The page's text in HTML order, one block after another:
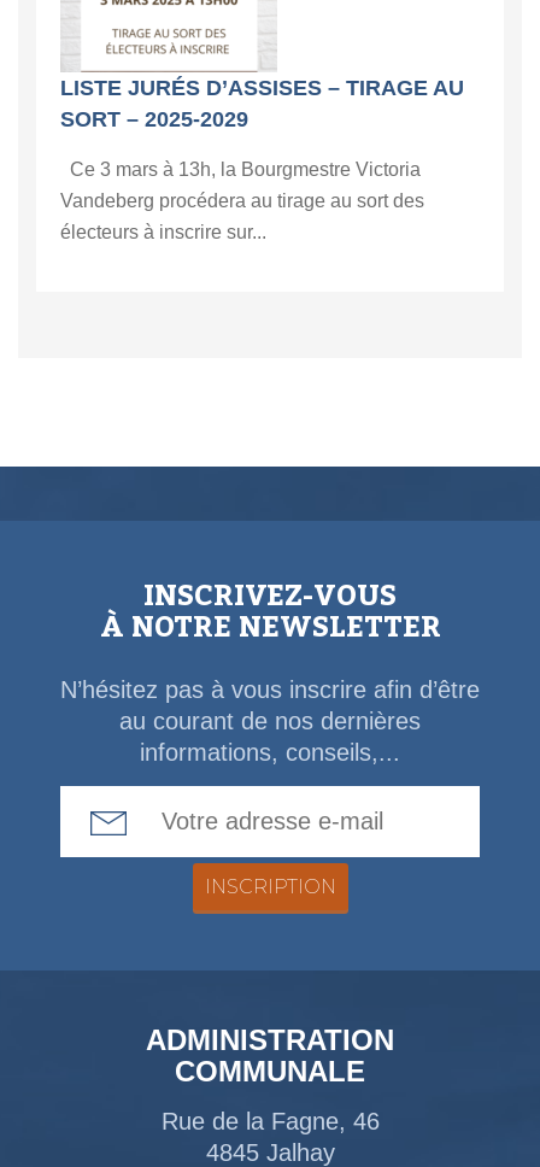
LISTE JURÉS D’ASSISES – TIRAGE AU
SORT – 2025-2029
Ce 3 mars à 13h, la Bourgmestre Victoria
Vandeberg procédera au tirage au sort des
électeurs à inscrire sur...
INSCRIVEZ-VOUS
À NOTRE NEWSLETTER
N’hésitez pas à vous inscrire afin d’être
au courant de nos dernières
informations, conseils,...
ADMINISTRATION
COMMUNALE
Rue de la Fagne, 46
4845 Jalhay